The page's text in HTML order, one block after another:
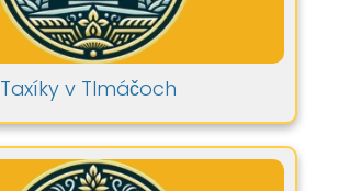
Taxíky v Tlmáčoch